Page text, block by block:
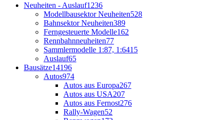
Neuheiten - Auslauf1236
Modellbausektor Neuheiten528
Bahnsektor Neuheiten389
Ferngesteuerte Modelle162
Rennbahnneuheiten77
Sammlermodelle 1:87, 1:6415
Auslauf65
Bausätze14196
Autos974
Autos aus Europa267
Autos aus USA207
Autos aus Fernost276
Rally-Wagen52